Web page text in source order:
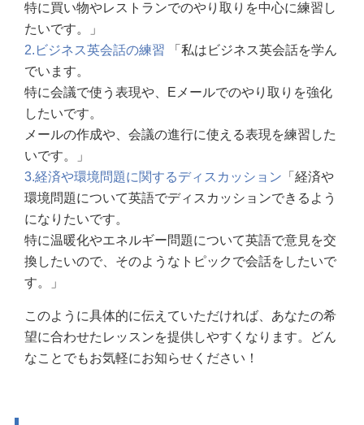
特に買い物やレストランでのやり取りを中心に練習し
たいです。」
2.ビジネス英会話の練習
「私はビジネス英会話を学ん
でいます。
特に会議で使う表現や、Eメールでのやり取りを強化
したいです。
メールの作成や、会議の進行に使える表現を練習した
いです。」
3.経済や環境問題に関するディスカッション 「経済や
環境問題について英語でディスカッションできるよう
になりたいです。
特に温暖化やエネルギー問題について英語で意見を交
換したいので、そのようなトピックで会話をしたいで
す。」
このように具体的に伝えていただければ、あなたの希
望に合わせたレッスンを提供しやすくなります。どん
なことでもお気軽にお知らせください！